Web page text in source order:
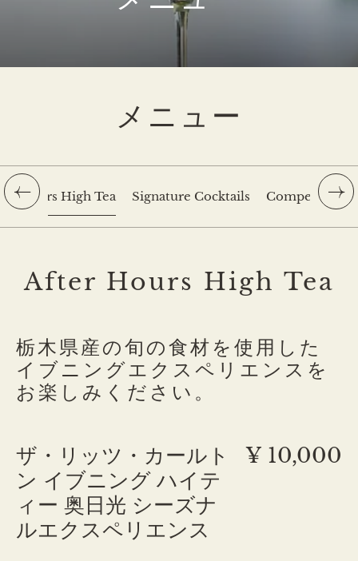
メニュー
Hours High Tea Signature Cocktails Competition
After Hours High Tea
栃木県産の旬の食材を使用した
イブニングエクスペリエンスを
お楽しみください。
ザ・リッツ・カールト
ン イブニング ハイテ
ィー 奥日光 シーズナ
ルエクスペリエンス
¥ 10,000